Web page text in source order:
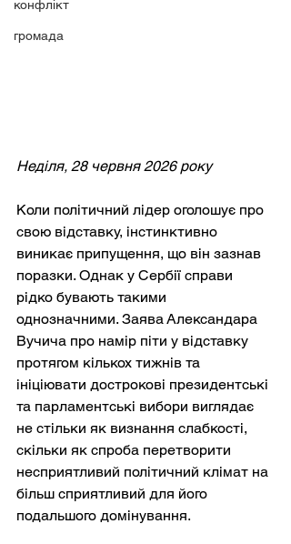
конфлікт
громада
Неділя, 28 червня 2026 року
Коли політичний лідер оголошує про
свою відставку, інстинктивно
виникає припущення, що він зазнав
поразки. Однак у Сербії справи
рідко бувають такими
однозначними. Заява Александара
Вучича про намір піти у відставку
протягом кількох тижнів та
ініціювати дострокові президентські
та парламентські вибори виглядає
не стільки як визнання слабкості,
скільки як спроба перетворити
несприятливий політичний клімат на
більш сприятливий для його
подальшого домінування.